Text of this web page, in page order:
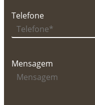
Telefone
Mensagem